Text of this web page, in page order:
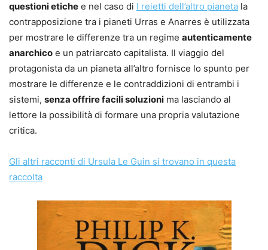
questioni etiche e nel caso di I reietti dell’altro pianeta la
contrapposizione tra i pianeti Urras e Anarres è utilizzata
per mostrare le differenze tra un regime autenticamente
anarchico e un patriarcato capitalista. Il viaggio del
protagonista da un pianeta all’altro fornisce lo spunto per
mostrare le differenze e le contraddizioni di entrambi i
sistemi, senza offrire facili soluzioni ma lasciando al
lettore la possibilità di formare una propria valutazione
critica.
Gli altri racconti di Ursula Le Guin si trovano in questa
raccolta